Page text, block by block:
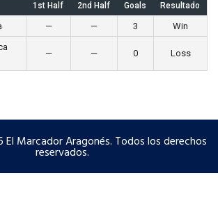
1st Half 2nd Half Goals Resultado
— — 3
Win
— — 0 Loss
Marcador Aragonés. Todos los derechos
reservados.